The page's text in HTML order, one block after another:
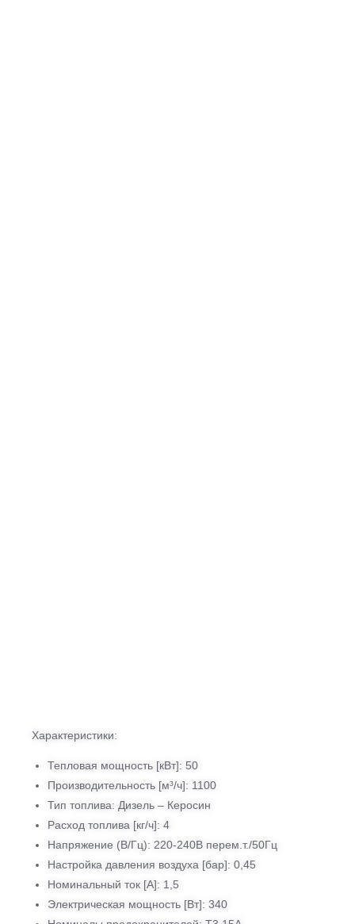
Характеристики:
Тепловая мощность [кВт]: 50
Производительность [м³/ч]: 1100
Тип топлива: Дизель – Керосин
Расход топлива [кг/ч]: 4
Напряжение (В/Гц): 220-240В перем.т./50Гц
Настройка давления воздуха [бар]: 0,45
Номинальный ток [А]: 1,5
Электрическая мощность [Вт]: 340